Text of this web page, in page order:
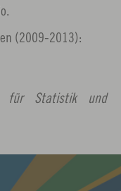
(2009-2013):
für Statistik und